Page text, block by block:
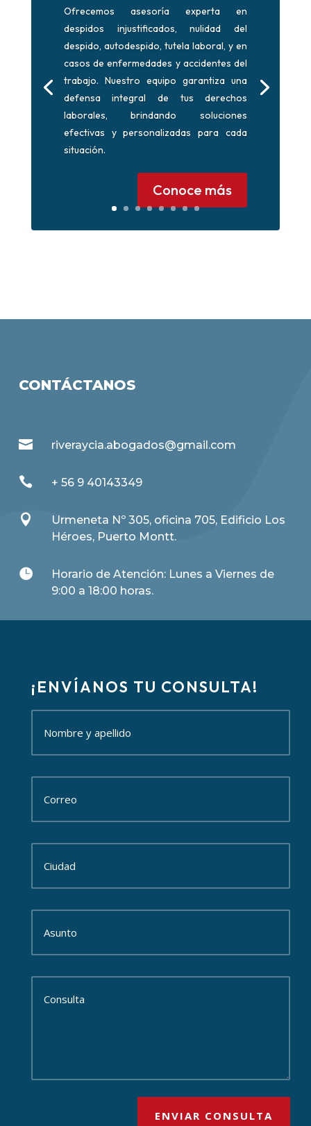
Ofrecemos asesoría experta en
despidos injustificados, nulidad del
despido, autodespido, tutela laboral, y en
casos de enfermedades y accidentes del
trabajo. Nuestro equipo garantiza una
defensa integral de tus derechos
laborales, brindando soluciones
efectivas y personalizadas para cada
situación.
Conoce más
CONTÁCTANOS
 riveraycia.abogados@gmail.com
 + 56 9 40143349

Urmeneta Nº 305, oficina 705, Edificio Los
Héroes, Puerto Montt.

Horario de Atención: Lunes a Viernes de
9:00 a 18:00 horas.
¡ENVÍANOS TU CONSULTA!
ENVIAR CONSULTA